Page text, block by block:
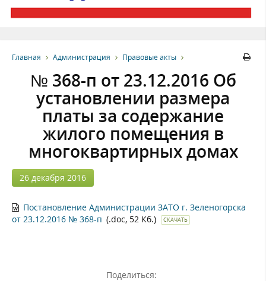
Главная Администрация Правовые акты
№ 368-п от 23.12.2016 Об
установлении размера
платы за содержание
жилого помещения в
многоквартирных домах
26 декабря 2016
Постановление Администрации ЗАТО г. Зеленогорска
от 23.12.2016 № 368-п (.doc, 52 Кб.) СКАЧАТЬ
Поделиться: